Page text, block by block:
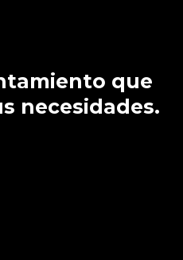
necesidades.